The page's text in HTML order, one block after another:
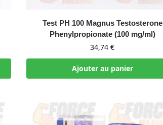
Test PH 100 Magnus Testosterone
Phenylpropionate (100 mg/ml)
34,74€
Ajouter au panier